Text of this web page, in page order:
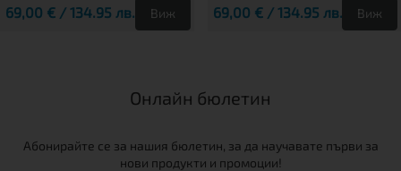
69,00 € / 134.95 лв. Виж 69,00 € / 134.95 лв. Виж
Онлайн бюлетин
Абонирайте се за нашия бюлетин, за да научавате първи за
нови продукти и промоции!